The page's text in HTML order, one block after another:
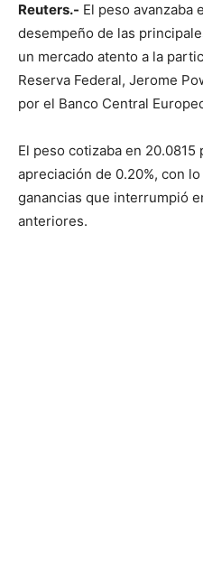
Reuters.- El peso avanzaba
desempeño de las
un mercado atento a la
Reserva Federal, Jerome
por el Banco Central
El peso cotizaba en 20.0815
apreciación de 0.20%, con
ganancias que interrumpió
anteriores.